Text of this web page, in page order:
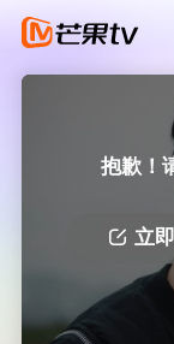
抱歉！
立